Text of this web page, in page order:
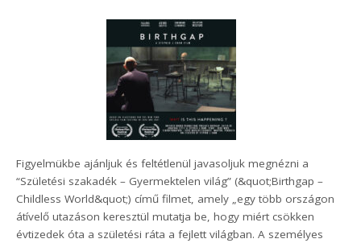
Figyelmükbe ajánljuk és feltétlenül javasoljuk megnézni a
“Születési szakadék – Gyermektelen világ” (&quot;Birthgap –
Childless World&quot;) című filmet, amely „egy több országon
átívelő utazáson keresztül mutatja be, hogy miért csökken
évtizedek óta a születési ráta a fejlett világban. A személyes